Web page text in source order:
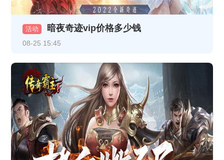
《龙破九天》12月23日10:00-12:00合服公告
《至尊传说》线下累充返利活动公告
《龙破九天》12月16日10:00-12:00 合服公告
《热血战纪》12月8日合服公告
《龙破九天》12月5日16:30-17:30更新内容（以此为准，日期是12月5日）
《龙破九天》线下返利
《乱世诸侯》11月18日合服公告
活动 暗夜奇迹vip价格多少钱
08-25 15:45